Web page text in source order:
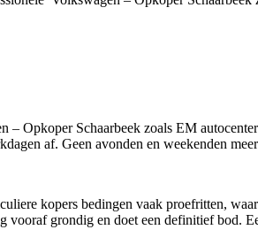
– Opkoper Schaarbeek zoals EM
af. Geen avonden en weekenden
kopers bedingen vaak proefritten,
grondig en doet een definitief bod.